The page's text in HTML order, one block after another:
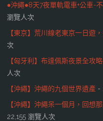
●沖繩●8天7夜單軌電車+公車-
瀏覽人次
【東京】荒川線老東京一日遊
次
【匈牙利】布達佩斯夜景全攻
人次
【沖繩】沖繩的九個世界遺產 -
【沖繩】沖繩呆一個月，回想
22,155 瀏覽人次